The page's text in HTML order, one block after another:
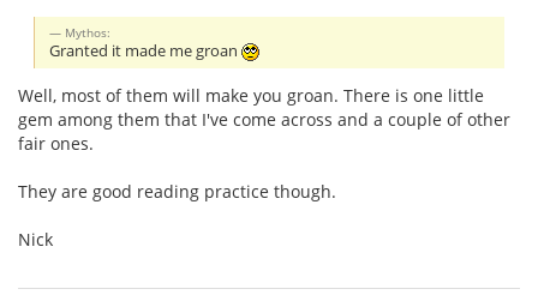
Mythos:
Granted it made me groan
Well, most of them will make you groan. There is one little
gem among them that I've come across and a couple of other
fair ones.
They are good reading practice though.
Nick